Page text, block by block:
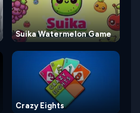
Suika Watermelon Game
Crazy Eights